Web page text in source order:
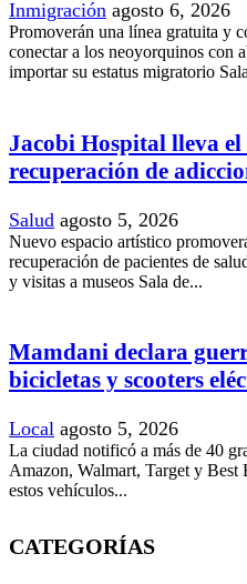
Inmigración agosto 6, 2026
Promoverán una línea gratuita y
conectar a los neoyorquinos con
importar su estatus migratorio
Jacobi Hospital lleva el
recuperación de
Salud agosto 5, 2026
Nuevo espacio artístico
recuperación de pacientes de
y visitas a museos Sala de...
Mamdani declara
bicicletas y scooters
Local agosto 5, 2026
La ciudad notificó a más de 40
Amazon, Walmart, Target y Best
estos vehículos...
CATEGORÍAS